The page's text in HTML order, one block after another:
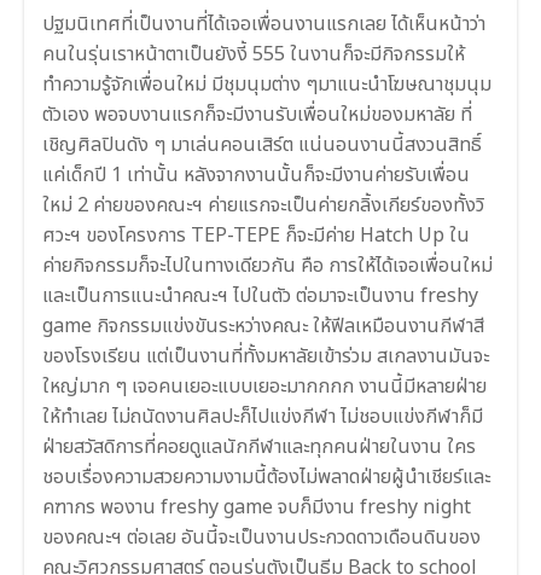
ปฐมนิเทศที่เป็นงานที่ได้เจอเพื่อนงานแรกเลย ได้เห็นหน้าว่า
คนในรุ่นเราหน้าตาเป็นยังงี้ 555 ในงานก็จะมีกิจกรรมให้
ทำความรู้จักเพื่อนใหม่ มีชุมนุมต่าง ๆมาแนะนำโฆษณาชุมนุม
ตัวเอง พอจบงานแรกก็จะมีงานรับเพื่อนใหม่ของมหาลัย ที่
เชิญศิลปินดัง ๆ มาเล่นคอนเสิร์ต แน่นอนงานนี้สงวนสิทธิ์
แค่เด็กปี 1 เท่านั้น หลังจากงานนั้นก็จะมีงานค่ายรับเพื่อน
ใหม่ 2 ค่ายของคณะฯ ค่ายแรกจะเป็นค่ายกลิ้งเกียร์ของทั้งวิ
ศวะฯ ของโครงการ TEP-TEPE ก็จะมีค่าย Hatch Up ใน
ค่ายกิจกรรมก็จะไปในทางเดียวกัน คือ การให้ได้เจอเพื่อนใหม่
และเป็นการแนะนำคณะฯ ไปในตัว ต่อมาจะเป็นงาน freshy
game กิจกรรมแข่งขันระหว่างคณะ ให้ฟีลเหมือนงานกีฬาสี
ของโรงเรียน แต่เป็นงานที่ทั้งมหาลัยเข้าร่วม สเกลงานมันจะ
ใหญ่มาก ๆ เจอคนเยอะแบบเยอะมากกกก งานนี้มีหลายฝ่าย
ให้ทำเลย ไม่ถนัดงานศิลปะก็ไปแข่งกีฬา ไม่ชอบแข่งกีฬาก็มี
ฝ่ายสวัสดิการที่คอยดูแลนักกีฬาและทุกคนฝ่ายในงาน ใคร
ชอบเรื่องความสวยความงามนี้ต้องไม่พลาดฝ่ายผู้นำเชียร์และ
คฑากร พองาน freshy game จบก็มีงาน freshy night
ของคณะฯ ต่อเลย อันนี้จะเป็นงานประกวดดาวเดือนดินของ
คณะวิศวกรรมศาสตร์ ตอนรุ่นตังเป็นธีม Back to school